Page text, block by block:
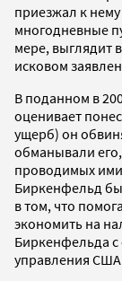
приезжал к
многодневные
мере, выглядит
исковом
В поданном в
оценивает
ущерб) он
обманывали
проводимых
Биркенфельд
в том, что
экономить на
Биркенфельда с
управления